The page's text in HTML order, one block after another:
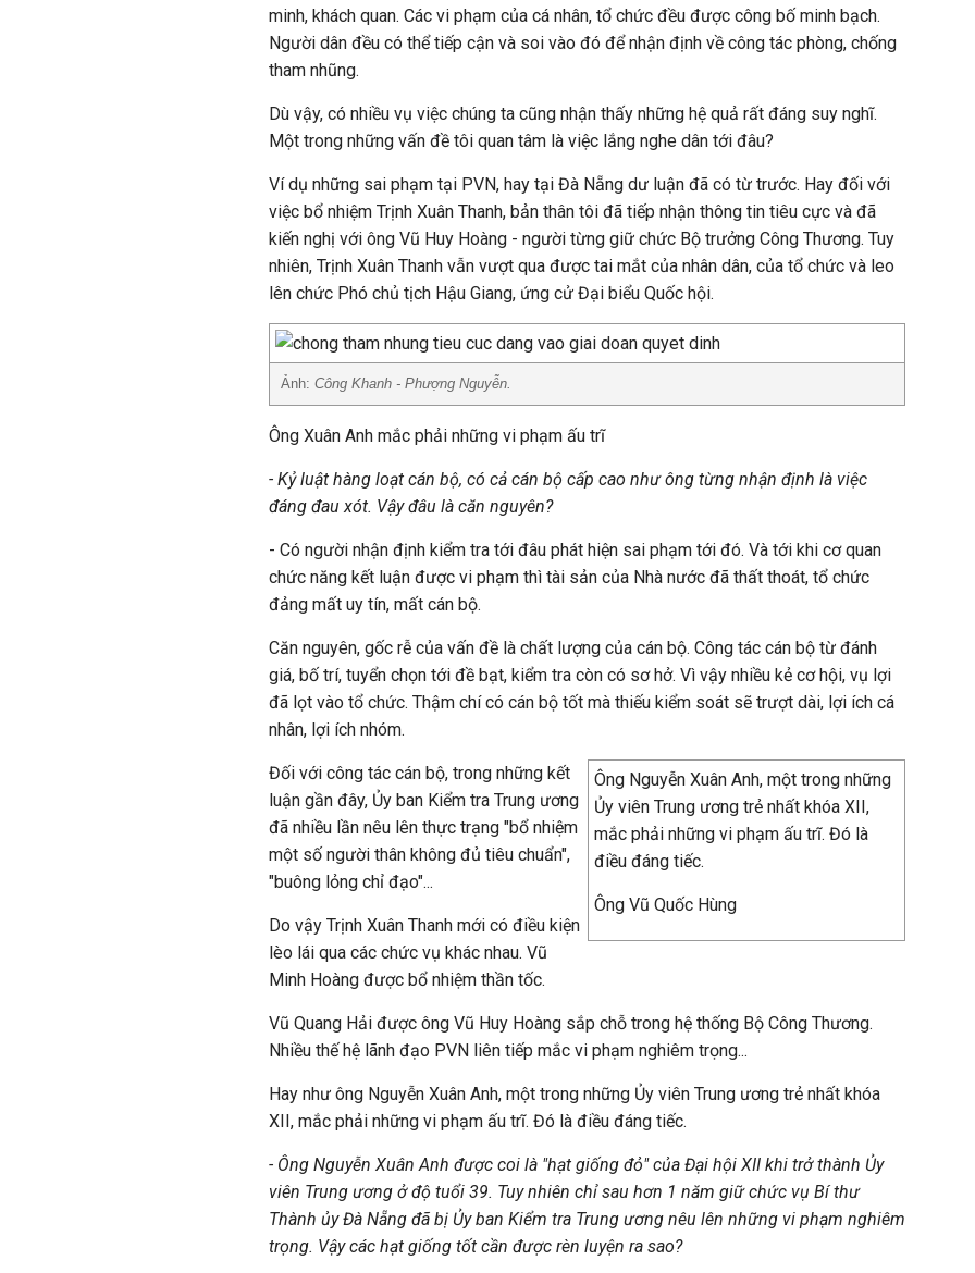
minh, khách quan. Các vi phạm của cá nhân, tổ chức đều được công bố minh bạch.
Người dân đều có thể tiếp cận và soi vào đó để nhận định về công tác phòng, chống
tham nhũng.
Dù vậy, có nhiều vụ việc chúng ta cũng nhận thấy những hệ quả rất đáng suy nghĩ.
Một trong những vấn đề tôi quan tâm là việc lắng nghe dân tới đâu?
Ví dụ những sai phạm tại PVN, hay tại Đà Nẵng dư luận đã có từ trước. Hay đối với
việc bổ nhiệm Trịnh Xuân Thanh, bản thân tôi đã tiếp nhận thông tin tiêu cực và đã
kiến nghị với ông Vũ Huy Hoàng - người từng giữ chức Bộ trưởng Công Thương. Tuy
nhiên, Trịnh Xuân Thanh vẫn vượt qua được tai mắt của nhân dân, của tổ chức và leo
lên chức Phó chủ tịch Hậu Giang, ứng cử Đại biểu Quốc hội.
Ảnh: Công Khanh - Phượng Nguyễn.
Ông Xuân Anh mắc phải những vi phạm ấu trĩ
- Kỷ luật hàng loạt cán bộ, có cả cán bộ cấp cao như ông từng nhận định là việc
đáng đau xót. Vậy đâu là căn nguyên?
- Có người nhận định kiểm tra tới đâu phát hiện sai phạm tới đó. Và tới khi cơ quan
chức năng kết luận được vi phạm thì tài sản của Nhà nước đã thất thoát, tổ chức
đảng mất uy tín, mất cán bộ.
Căn nguyên, gốc rễ của vấn đề là chất lượng của cán bộ. Công tác cán bộ từ đánh
giá, bố trí, tuyển chọn tới đề bạt, kiểm tra còn có sơ hở. Vì vậy nhiều kẻ cơ hội, vụ lợi
đã lọt vào tổ chức. Thậm chí có cán bộ tốt mà thiếu kiểm soát sẽ trượt dài, lợi ích cá
nhân, lợi ích nhóm.
Ông Nguyễn Xuân Anh, một trong những
Ủy viên Trung ương trẻ nhất khóa XII,
mắc phải những vi phạm ấu trĩ. Đó là
điều đáng tiếc.
Ông Vũ Quốc Hùng
Đối với công tác cán bộ, trong những kết
luận gần đây, Ủy ban Kiểm tra Trung ương
đã nhiều lần nêu lên thực trạng "bổ nhiệm
một số người thân không đủ tiêu chuẩn",
"buông lỏng chỉ đạo"...
Do vậy Trịnh Xuân Thanh mới có điều kiện
lèo lái qua các chức vụ khác nhau. Vũ
Minh Hoàng được bổ nhiệm thần tốc.
Vũ Quang Hải được ông Vũ Huy Hoàng sắp chỗ trong hệ thống Bộ Công Thương.
Nhiều thế hệ lãnh đạo PVN liên tiếp mắc vi phạm nghiêm trọng...
Hay như ông Nguyễn Xuân Anh, một trong những Ủy viên Trung ương trẻ nhất khóa
XII, mắc phải những vi phạm ấu trĩ. Đó là điều đáng tiếc.
- Ông Nguyễn Xuân Anh được coi là "hạt giống đỏ" của Đại hội XII khi trở thành Ủy
viên Trung ương ở độ tuổi 39. Tuy nhiên chỉ sau hơn 1 năm giữ chức vụ Bí thư
Thành ủy Đà Nẵng đã bị Ủy ban Kiểm tra Trung ương nêu lên những vi phạm nghiêm
trọng. Vậy các hạt giống tốt cần được rèn luyện ra sao?